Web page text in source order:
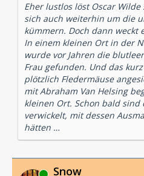
Eher lustlos löst Oscar
sich auch weiterhin um die
kümmern. Doch dann weckt
In einem kleinen Ort in der
wurde vor Jahren die
Frau gefunden. Und das
plötzlich Fledermäuse
mit Abraham Van Helsing
kleinen Ort. Schon bald
verwickelt, mit dessen
hätten …
Snow